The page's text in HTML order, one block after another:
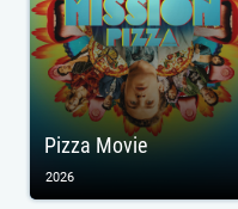
Pizza Movie
2026